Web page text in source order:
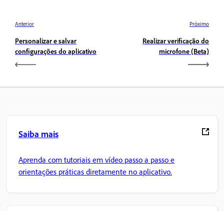
Anterior
Personalizar e salvar
configurações do aplicativo
Próximo
Realizar verificação do
microfone (Beta)
Saiba mais
Aprenda com tutoriais em vídeo passo a passo e
orientações práticas diretamente no aplicativo.